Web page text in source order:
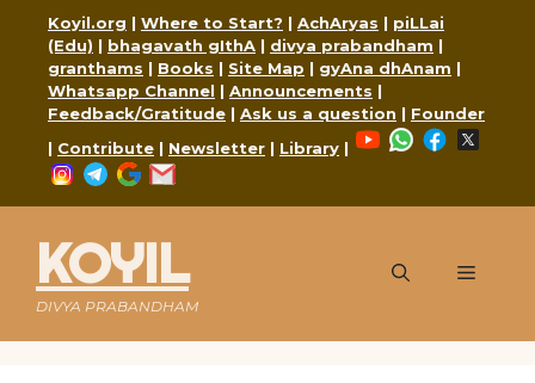
content
Koyil.org | Where to Start? | AchAryas | piLLai
(Edu) | bhagavath gIthA | divya prabandham |
granthams | Books | Site Map | gyAna dhAnam |
Whatsapp Channel | Announcements |
Feedback/Gratitude | Ask us a question | Founder
| Contribute | Newsletter | Library |
YouTubeWhatsApp
Facebook
Instagram
Telegram
Google
KOYIL
DIVYA PRABANDHAM
Menu